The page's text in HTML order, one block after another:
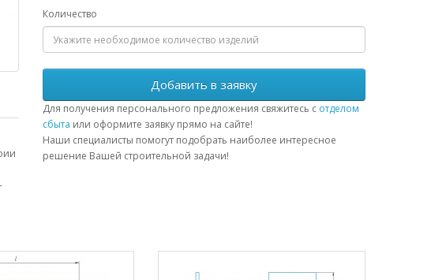
Количество
Добавить в заявку
Для получения персонального предложения свяжитесь с отделом
сбыта или оформите заявку прямо на сайте!
Наши специалисты помогут подобрать наиболее интересное
решение Вашей строительной задачи!